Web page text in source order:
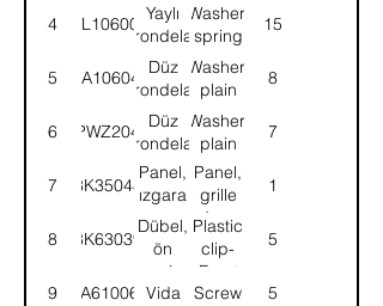
4 WL106005
Yaylı
rondela
Washer,
spring
15
5 WA106044
Düz
rondela
Washer,
plain
8
6 PWZ204
Düz
rondela
Washer,
plain
7
7 8K35048
Panel,
ızgara
cam
altı
Panel,
grille
windscreen
lower
1
8 8K63039
Dübel,
ön
panjur
Plastic
clip-
Front
grille
5
9 DA610064Vida Screw 5